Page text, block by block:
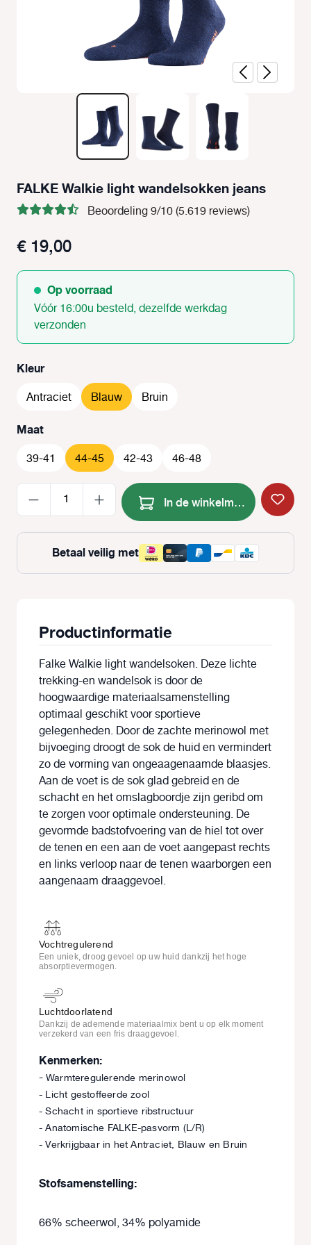
FALKE Walkie light wandelsokken jeans
Beoordeling 9/10 (5.619 reviews)
€ 19,00
Op voorraad
Vóór 16:00u besteld, dezelfde werkdag
verzonden
Selecteer
Kleur
Antraciet Blauw Bruin
Selecteer
Maat
39-41 44-45 42-43 46-48
Producthoeveelheid: Voer
In de winkelmand
Betaal veilig met
Productinformatie
Falke Walkie light wandelsoken. Deze lichte
trekking-en wandelsok is door de
hoogwaardige materiaalsamenstelling
optimaal geschikt voor sportieve
gelegenheden. Door de zachte merinowol met
bijvoeging droogt de sok de huid en vermindert
zo de vorming van ongeaagenaamde blaasjes.
Aan de voet is de sok glad gebreid en de
schacht en het omslagboordje zijn geribd om
te zorgen voor optimale ondersteuning. De
gevormde badstofvoering van de hiel tot over
de tenen en een aan de voet aangepast rechts
en links verloop naar de tenen waarborgen een
aangenaam draaggevoel.
Vochtregulerend
Een uniek, droog gevoel op uw huid dankzij het hoge
absorptievermogen.
Luchtdoorlatend
Dankzij de ademende materiaalmix bent u op elk moment
verzekerd van een fris draaggevoel.
Kenmerken:
-Warmteregulerende merinowol
- Licht gestoffeerde zool
- Schacht in sportieve ribstructuur
- Anatomische FALKE-pasvorm (L/R)
- Verkrijgbaar in het Antraciet, Blauw en Bruin
Stofsamenstelling:
66% scheerwol, 34% polyamide